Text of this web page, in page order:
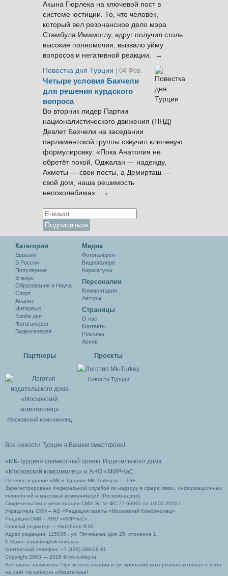
Акына Гюрлека на ключевой пост в
системе юстиции. То, что человек,
который вел резонансное дело мэра
Стамбула Имамоглу, вдруг получил столь
высокие полномочия, вызвало уйму
вопросов и негативной реакции. →
Повестка дня Турции
| 04 Фев.
Четыре условия Бахчели
для решения курдского
вопроса
Во вторник лидер Партии
националистического движения (ПНД)
Девлет Бахчели на заседании
парламентской группы озвучил ключевую
формулировку: «Пока Анатолия не
обретёт покой, Оджалан — надежду,
Ахметы — свои посты, а Демирташ —
свой дом, наша решимость
непоколебима». →
Категории
Евразия
В России
Популярное
В мире
Образование и Наука
Спорт
Анализ
Интервью
Злоба дня
Фотогалерея
Видеогалерея
Медиа
Фотогалерея
Видеогалеря
Карикатуры
Персоналии
Комментарии
Авторы
Cтраницы
О нас
Контакты
Реклама
Архив
Партнеры
Московский комсомолец
Проекты
Новости Турции
Все новости Турции в Вашем смартфоне!
«МК-Турция» совместный проект Издательского дома
«Московский комсомолец» и АНО «МИРНаС
Сетевое издание «МК в Турции» MK-Turkey.ru — 16+
Зарегистрировано Федеральной службой по надзору в сфере связи, информационных
технологий и массовых коммуникаций (Роскомнадзор).
Свидетельство о регистрации СМИ Эл № ФС 77-66061 от 10.06.2016 г.
Учредитель СМИ – АО «Редакция газеты «Московский Комсомолец»
Редакция СМИ – АНО «МИРНаС»
Главный редактор — Ниязбаев Я.Ю.
Адрес редакции: 115035 , ул. Пятницкая, дом 25, строение 1.
Е-Маил: redaktor@mk-turkey.ru
Контактный телефон: +7 (499) 390-08-91
Copyright 2003 — 2026 © mk-turkey.ru
Все права защищены. При использовании и цитировании материалов активная ссылка
на сайт mk-turkey.ru обязательна!